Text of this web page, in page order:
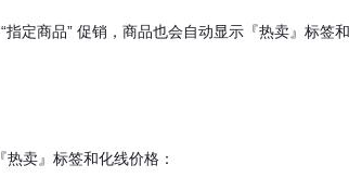
定商品” 促销，商品也会自动显示『热卖』标签和
卖』标签和化线价格：